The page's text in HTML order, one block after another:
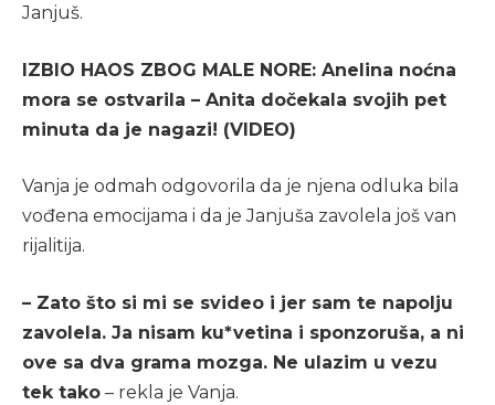
Janjuš.
IZBIO HAOS ZBOG MALE NORE: Anelina noćna
mora se ostvarila – Anita dočekala svojih pet
minuta da je nagazi! (VIDEO)
Vanja je odmah odgovorila da je njena odluka bila
vođena emocijama i da je Janjuša zavolela još van
rijalitija.
– Zato što si mi se svideo i jer sam te napolju
zavolela. Ja nisam ku*vetina i sponzoruša, a ni
ove sa dva grama mozga. Ne ulazim u vezu
tek tako – rekla je Vanja.